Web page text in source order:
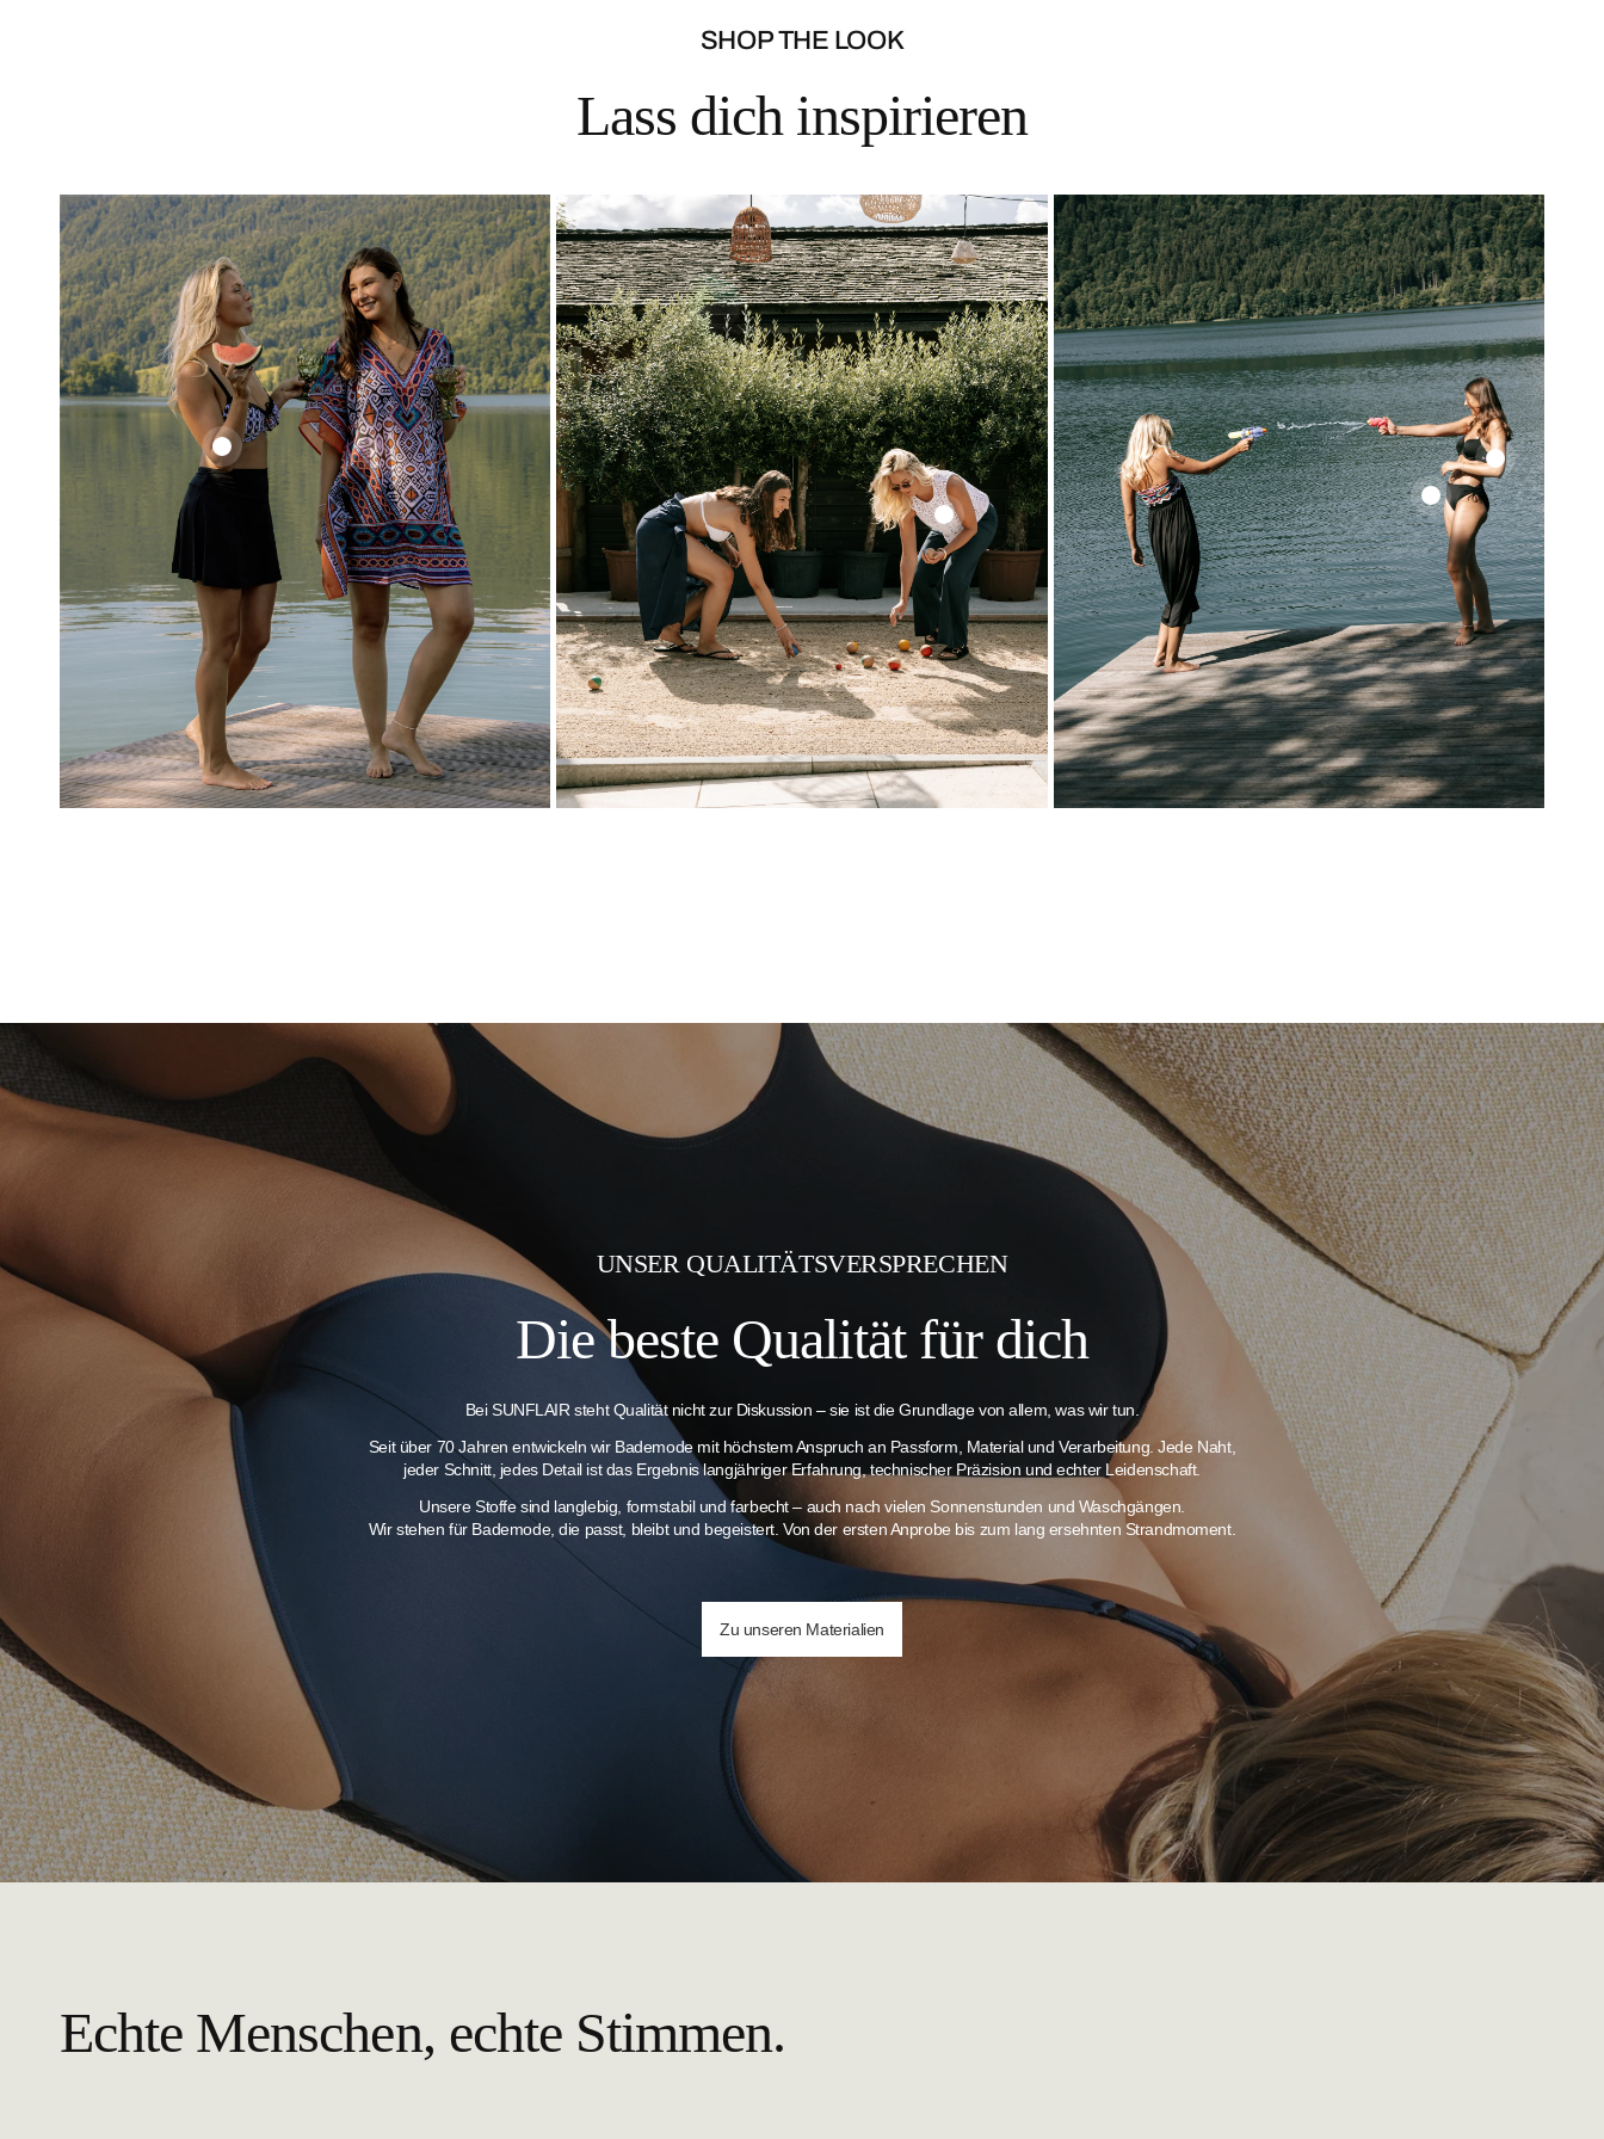
SHOP THE LOOK
Lass dich inspirieren
Ethno
Set
Solid
Lace
Top
Color
Up
Top
Color
Up
Top
UNSER QUALITÄTSVERSPRECHEN
Die beste Qualität für dich
Bei SUNFLAIR steht Qualität nicht zur Diskussion – sie ist die Grundlage von allem, was wir tun.
Seit über 70 Jahren entwickeln wir Bademode mit höchstem Anspruch an Passform, Material und Verarbeitung. Jede Naht,
jeder Schnitt, jedes Detail ist das Ergebnis langjähriger Erfahrung, technischer Präzision und echter Leidenschaft.
Unsere Stoffe sind langlebig, formstabil und farbecht – auch nach vielen Sonnenstunden und Waschgängen.
Wir stehen für Bademode, die passt, bleibt und begeistert. Von der ersten Anprobe bis zum lang ersehnten Strandmoment.
Zu unseren Materialien
Echte Menschen, echte Stimmen.